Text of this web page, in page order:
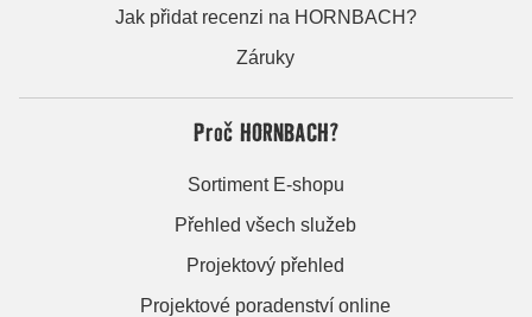
Jak přidat recenzi na HORNBACH?
Záruky
Proč HORNBACH?
Sortiment E-shopu
Přehled všech služeb
Projektový přehled
Projektové poradenství online